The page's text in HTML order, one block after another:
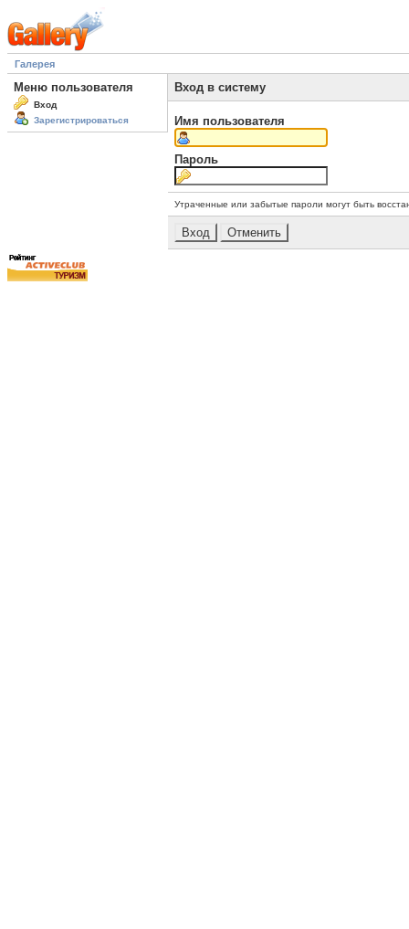
Галерея
Меню пользователя
Вход
Зарегистрироваться
Вход в систему
Имя пользователя
Пароль
Утраченные или забытые пароли могут быть